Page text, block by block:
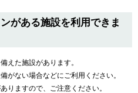
がある施設を利用できま
えた施設があります。
がない場合などにご利用ください。
りますので、ご注意ください。